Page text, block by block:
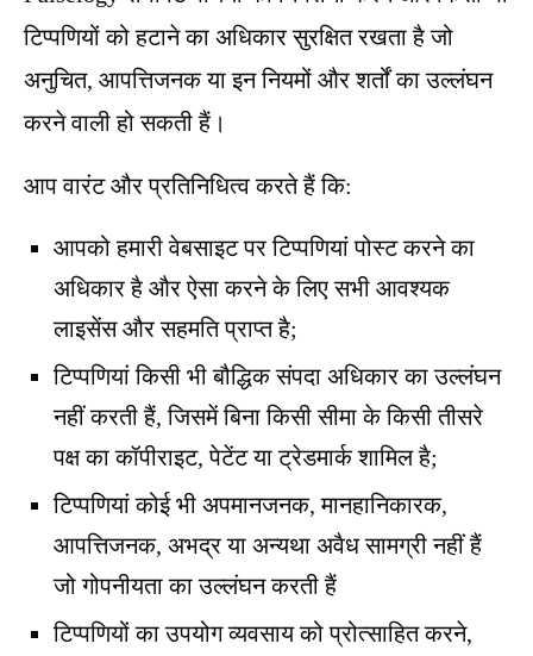
टिप्पणियों को हटाने का अधिकार सुरक्षित रखता है जो
अनुचित, आपत्तिजनक या इन नियमों और शर्तों का उल्लंघन
करने वाली हो सकती हैं।
आप वारंट और प्रतिनिधित्व करते हैं कि:
आपको हमारी वेबसाइट पर टिप्पणियां पोस्ट करने का
अधिकार है और ऐसा करने के लिए सभी आवश्यक
लाइसेंस और सहमति प्राप्त है;
टिप्पणियां किसी भी बौद्धिक संपदा अधिकार का उल्लंघन
नहीं करती हैं, जिसमें बिना किसी सीमा के किसी तीसरे
पक्ष का कॉपीराइट, पेटेंट या ट्रेडमार्क शामिल है;
टिप्पणियां कोई भी अपमानजनक, मानहानिकारक,
आपत्तिजनक, अभद्र या अन्यथा अवैध सामग्री नहीं हैं
जो गोपनीयता का उल्लंघन करती हैं
टिप्पणियों का उपयोग व्यवसाय को प्रोत्साहित करने,